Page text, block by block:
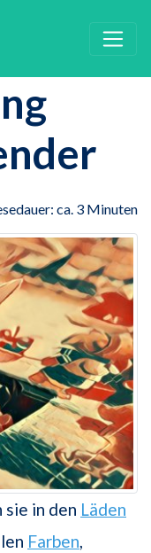
ca. 3 Minuten
sie in den Läden
Farben